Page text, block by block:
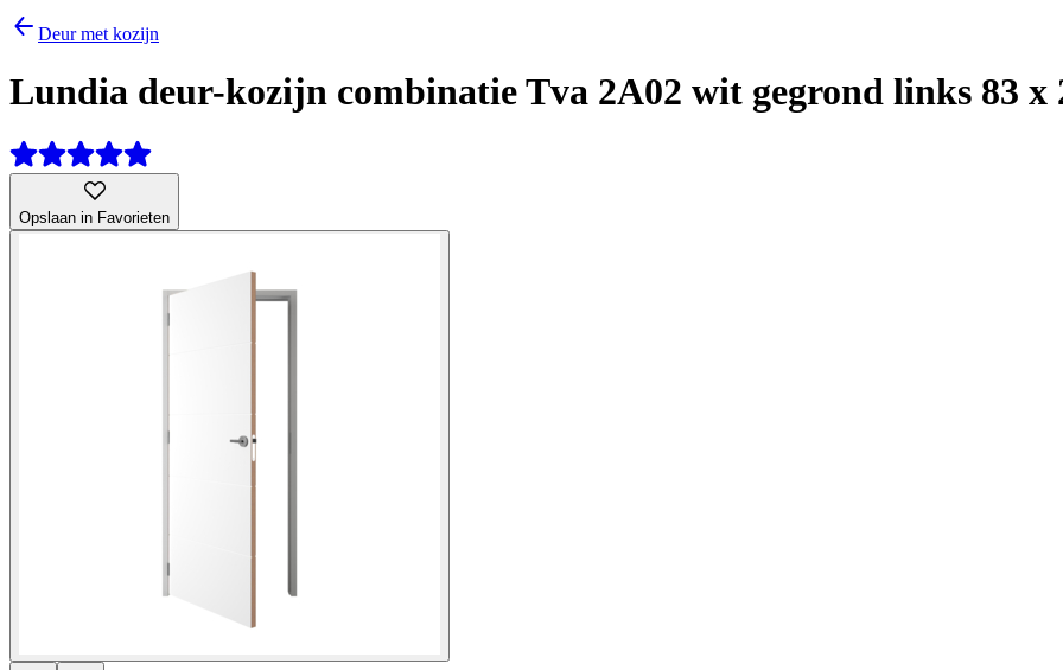
Deur met kozijn
Lundia deur-kozijn combinatie Tva 2A02 wit gegrond links 83 x
Opslaan in Favorieten